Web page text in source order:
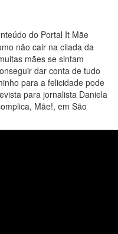
do Portal It Mãe
não cair na cilada da
mães se sintam
dar conta de tudo
para a felicidade pode
para jornalista Daniela
Mãe!, em São